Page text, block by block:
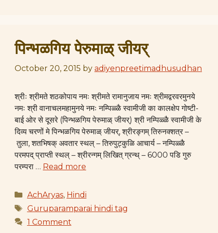
पिन्भळगिय पेरुमाळ् जीयर्
October 20, 2015 by adiyenpreetimadhusudhan
श्रीः श्रीमते शठकोपाय नमः श्रीमते रामानुजाय नमः श्रीमद्वरवरमुनये
नमः श्री वानाचलमहामुनये नमः नम्पिळ्ळै स्वामीजी का कालक्षेप गोष्टी-
बाई ओर से दूसरे (पिन्भळगिय पेरुमाळ् जीयर्) श्री नम्पिळ्ळै स्वामीजी के
दिव्य चरणों मे पिन्भळगिय पेरुमाळ् जीयर्, श्रीरङ्गम् तिरुनक्शत्र –
तुला, शतभिषक् अवतार स्थल् – तिरुपुट्कुळि आचार्य – नम्पिळ्ळै
परमपद् प्राप्ती स्थल् – श्रीरन्गम् लिखित् ग्रन्थ् – 6000 पडि गुरु
परम्परा … Read more
Categories
AchAryas, Hindi
Tags
Guruparamparai hindi tag
1 Comment